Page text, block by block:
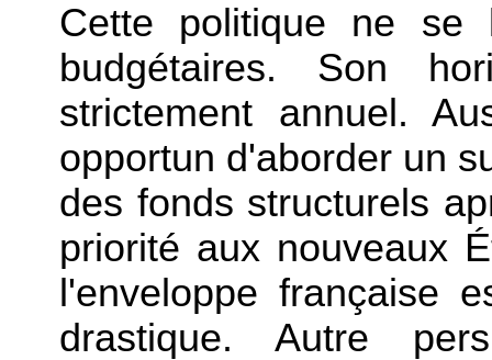
Cette politique ne se
budgétaires. Son
strictement annuel.
opportun d'aborder un
des fonds structurels
priorité aux nouveaux
l'enveloppe française
drastique. Autre